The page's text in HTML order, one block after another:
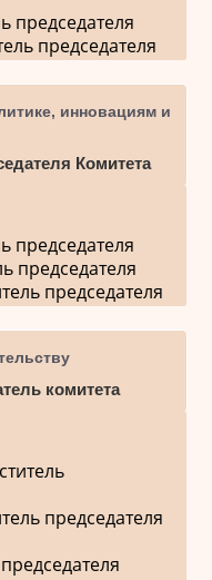
председателя
председателя
инновациям и
Комитета
председателя
председателя
председателя
комитета
председателя